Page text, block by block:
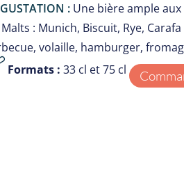
:Une bière ample aux
: Munich, Biscuit, Rye,
volaille, hamburger,
Formats : 33 cl et 75 cl